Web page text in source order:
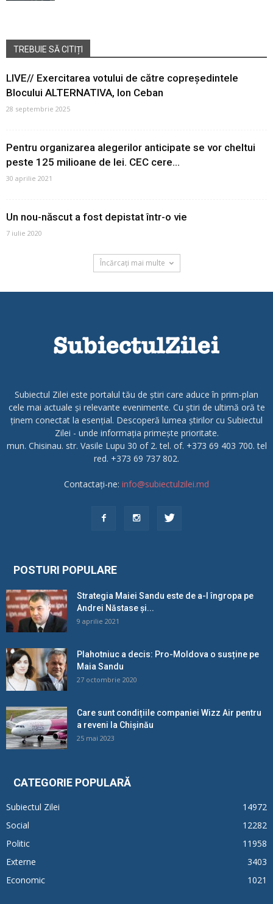
TREBUIE SĂ CITIȚI
LIVE// Exercitarea votului de către copreședintele
Blocului ALTERNATIVA, Ion Ceban
28 septembrie 2025
Pentru organizarea alegerilor anticipate se vor cheltui
peste 125 milioane de lei. CEC cere...
30 aprilie 2021
Un nou-născut a fost depistat într-o vie
7 iulie 2020
Încărcați mai multe
Subiectul Zilei este portalul tău de știri care aduce în prim-plan
cele mai actuale și relevante evenimente. Cu știri de ultimă oră te
ținem conectat la esențial. Descoperă lumea știrilor cu Subiectul
Zilei - unde informația primește prioritate.
mun. Chisinau. str. Vasile Lupu 30 of 2. tel. of. +373 69 403 700. tel
red. +373 69 737 802.
Contactați-ne: info@subiectulzilei.md
POSTURI POPULARE
Strategia Maiei Sandu este de a-l îngropa pe
Andrei Năstase și...
9 aprilie 2021
Plahotniuc a decis: Pro-Moldova o susține pe
Maia Sandu
27 octombrie 2020
Care sunt condițiile companiei Wizz Air pentru
a reveni la Chișinău
25 mai 2023
CATEGORIE POPULARĂ
Subiectul Zilei
14972
Social
12282
Politic
11958
Externe
3403
Economic
1021